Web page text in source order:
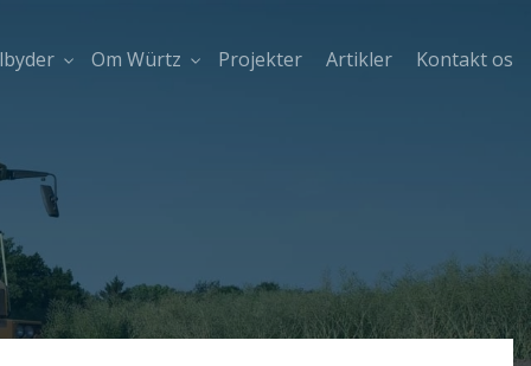
Om Würtz Projekter Artikler Kontakt os